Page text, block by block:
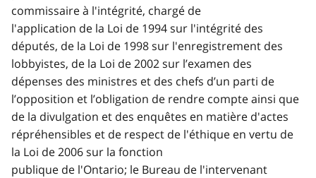
commissaire à l'intégrité, chargé de
l'application de la Loi de 1994 sur l'intégrité des
députés, de la Loi de 1998 sur l'enregistrement des
lobbyistes, de la Loi de 2002 sur l’examen des
dépenses des ministres et des chefs d’un parti de
l’opposition et l’obligation de rendre compte ainsi que
de la divulgation et des enquêtes en matière d'actes
répréhensibles et de respect de l'éthique en vertu de
la Loi de 2006 sur la fonction
publique de l'Ontario; le Bureau de l'intervenant